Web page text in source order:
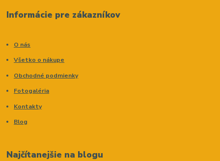
Informácie pre zákazníkov
O nás
Všetko o nákupe
Obchodné podmienky
Fotogaléria
Kontakty
Blog
Najčítanejšie na blogu